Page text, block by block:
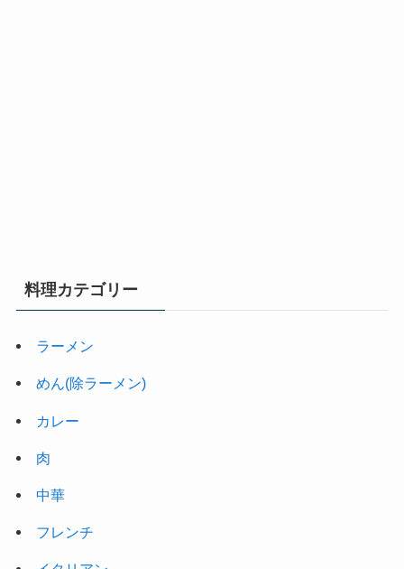
料理カテゴリー
ラーメン
めん(除ラーメン)
カレー
肉
中華
フレンチ